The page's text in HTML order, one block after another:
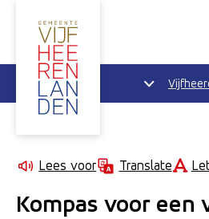
Lees voor Translate
Kompas voor een